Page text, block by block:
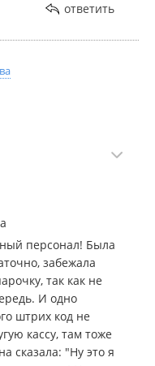
ответить
персонал! Была
забежала
так как не
И одно
штрих код не
кассу, там тоже
сказала: "Ну это я